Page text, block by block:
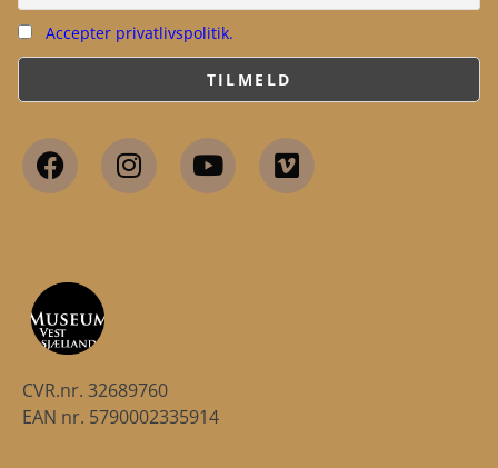
Accepter privatlivspolitik.
CVR.nr. 32689760
EAN nr. 5790002335914